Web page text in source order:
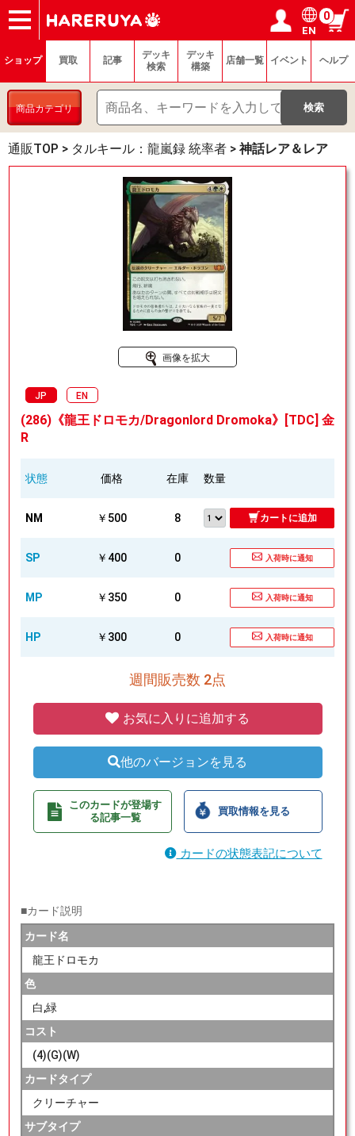
ショップ
買取
記事
デッキ検索
デッキ構築
選手一覧
店舗一覧
イベント
ヘルプ
お問い合わせ ログイン／会員登録
マイページ
EN
0
ショップ 買取 記事
デッキ
検索
デッキ
構築
店舗一覧 イベント ヘルプ
商品カテゴリ
通販TOP > タルキール：龍嵐録 統率者 > 神話レア＆レア
画像を拡大
JP EN
(286)《龍王ドロモカ/Dragonlord Dromoka》[TDC] 金
R
状態 価格 在庫 数量
NM ￥500 8 カートに追加
SP ￥400 0 入荷時に通知
MP ￥350 0 入荷時に通知
HP ￥300 0 入荷時に通知
週間販売数 2点
お気に入りに追加する
他のバージョンを見る
このカードが登場す
る記事一覧
買取情報を見る
カードの状態表記について
■カード説明
カード名
龍王ドロモカ
色
白,緑
コスト
(4)(G)(W)
カードタイプ
クリーチャー
サブタイプ